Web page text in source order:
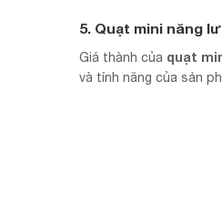
5. Quạt mini năng
Giá thành của quạt
và tính năng của sản